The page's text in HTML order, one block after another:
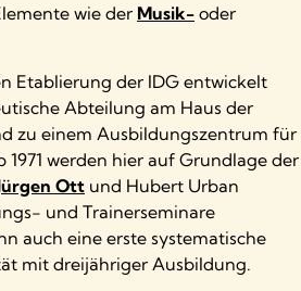
wie der Musik- oder
Etablierung der IDG entwickelt
Abteilung am Haus der
zu einem Ausbildungszentrum für
1971 werden hier auf Grundlage der
Ott und Hubert Urban
und Trainerseminare
auch eine erste systematische
mit dreijähriger Ausbildung.